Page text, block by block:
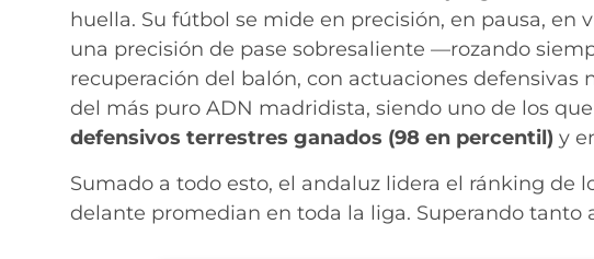
huella. Su fútbol se mide en precisión, en pausa, en
una precisión de pase sobresaliente —rozando
recuperación del balón, con actuaciones defensivas
del más puro ADN madridista, siendo uno de los
defensivos terrestres ganados (98 en percentil) y
Sumado a todo esto, el andaluz lidera el ránking de
delante promedian en toda la liga. Superando tanto